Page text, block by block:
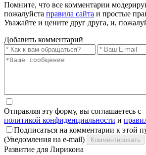
Помните, что все комментарии
пожалуйста правила сайта и простые
Уважайте и цените друг друга, и,
Добавить комментарий
Отправляя эту форму, вы соглашаетесь с
политикой конфиденциальности и
Подписаться на комментарии к этой
(Уведомления на e-mail)
Комментировать
Развитие для Лирикона